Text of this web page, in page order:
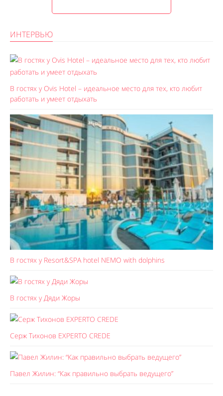
ИНТЕРВЬЮ
В гостях у Ovis Hotel – идеальное место для тех, кто любит
работать и умеет отдыхать
В гостях у Resort&SPA hotel NEMO with dolphins
В гостях у Дяди Жоры
Серж Тихонов EXPERTO CREDE
Павел Жилин: “Как правильно выбрать ведущего”